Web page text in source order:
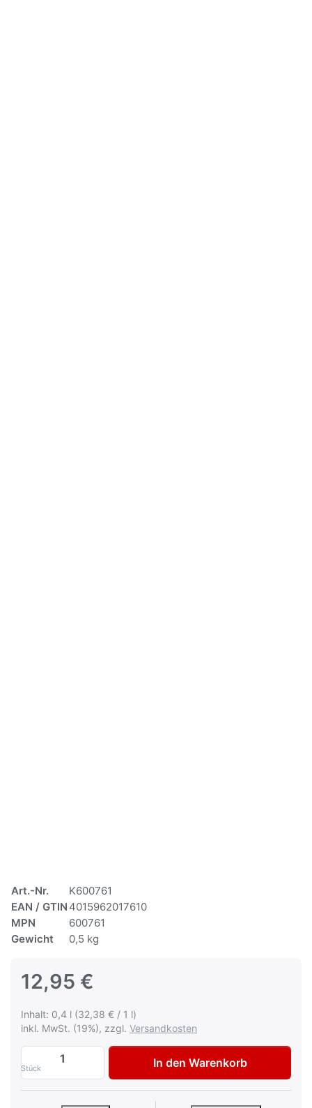
Art.-Nr.
K600761
EAN / GTIN 4015962017610
MPN
600761
Gewicht
0,5 kg
12,95 €
Inhalt: 0,4 l (32,38 € / 1 l)
inkl. MwSt. (19%), zzgl. Versandkosten
Stück
Autolack BMW 327 Santorinblau
In den Warenkorb